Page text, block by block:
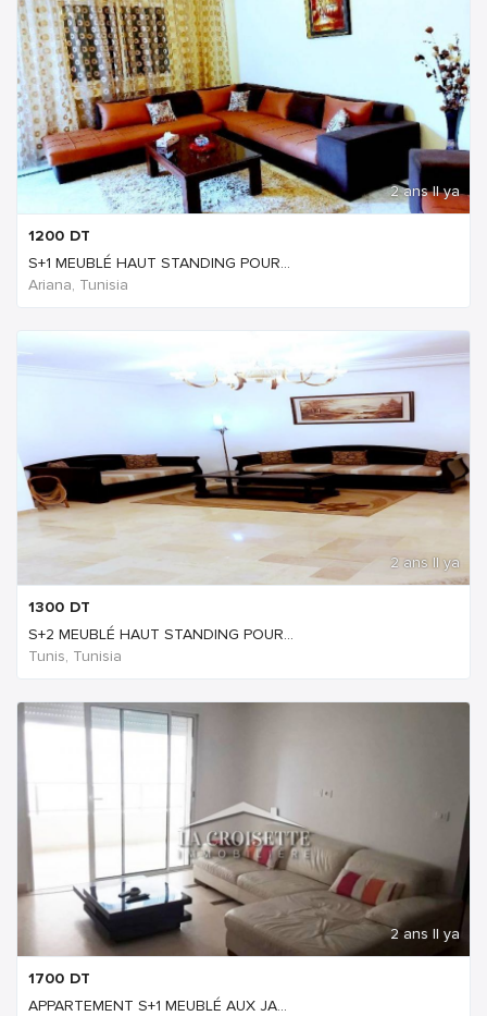
2 ans Il ya
1200 DT
S+1 MEUBLÉ HAUT STANDING POUR...
Ariana, Tunisia
2 ans Il ya
1300 DT
S+2 MEUBLÉ HAUT STANDING POUR...
Tunis, Tunisia
2 ans Il ya
1700 DT
APPARTEMENT S+1 MEUBLÉ AUX JA...